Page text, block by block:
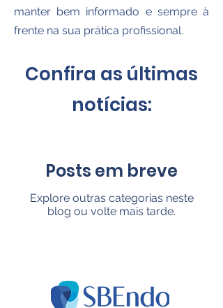
manter bem informado e sempre à
frente na sua prática profissional.
Confira as últimas
notícias:
Posts em breve
Explore outras categorias neste
blog ou volte mais tarde.